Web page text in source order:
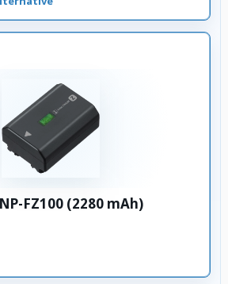
FZ100 (2280 mAh)